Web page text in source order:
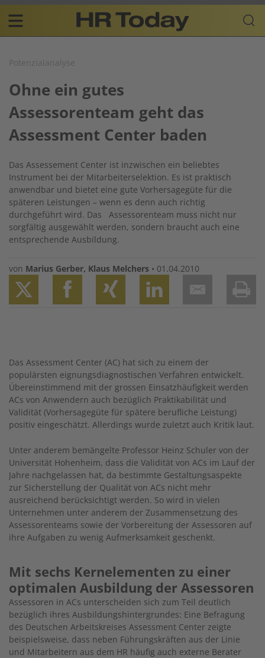
Skip
content
Plattform
für
Resources
navigation
Potenzialanalyse
Ohne ein gutes
Assessorenteam geht das
Assessment Center baden
Das Assessement Center ist inzwischen ein beliebtes
Instrument bei der Mitarbeiterselektion. Es ist praktisch
anwendbar und bietet eine gute Vorhersagegüte für die
späteren Leistungen – wenn es denn auch richtig
durchgeführt wird. Das Assessorenteam muss nicht nur
sorgfältig ausgewählt werden, sondern braucht auch eine
entsprechende Ausbildung.
von Marius Gerber, Klaus Melchers • 01.04.2010
Das Assessment Center (AC) hat sich zu einem der
populärsten eignungsdiagnostischen Verfahren entwickelt.
Übereinstimmend mit der grossen Einsatzhäufigkeit werden
ACs von Anwendern auch bezüglich Praktikabilität und
Validität (Vorhersagegüte für spätere berufliche Leistung)
positiv eingeschätzt. Allerdings wurde zuletzt auch Kritik laut.
Unter anderem bemängelte Professor Heinz Schuler von der
Universität Hohenheim, dass die Validität von ACs im Lauf der
Jahre nachgelassen hat, da bestimmte Gestaltungsaspekte
zur Sicherstellung der Qualität von ACs nicht mehr
ausreichend berücksichtigt werden. So wird in vielen
Unternehmen unter anderem der Zusammensetzung des
Assessorenteams sowie der Vorbereitung der Assessoren auf
ihre Aufgaben zu wenig Aufmerksamkeit geschenkt.
Mit sechs Kernelementen zu einer
optimalen Ausbildung der Assessoren
Assessoren in ACs unterscheiden sich zum Teil deutlich
bezüglich ihres Ausbildungshintergrundes: Eine Befragung
des Deutschen Arbeitskreises Assessment Center zeigte
beispielsweise, dass neben Führungskräften aus der Linie
und Mitarbeitern aus dem HR häufig auch externe Berater